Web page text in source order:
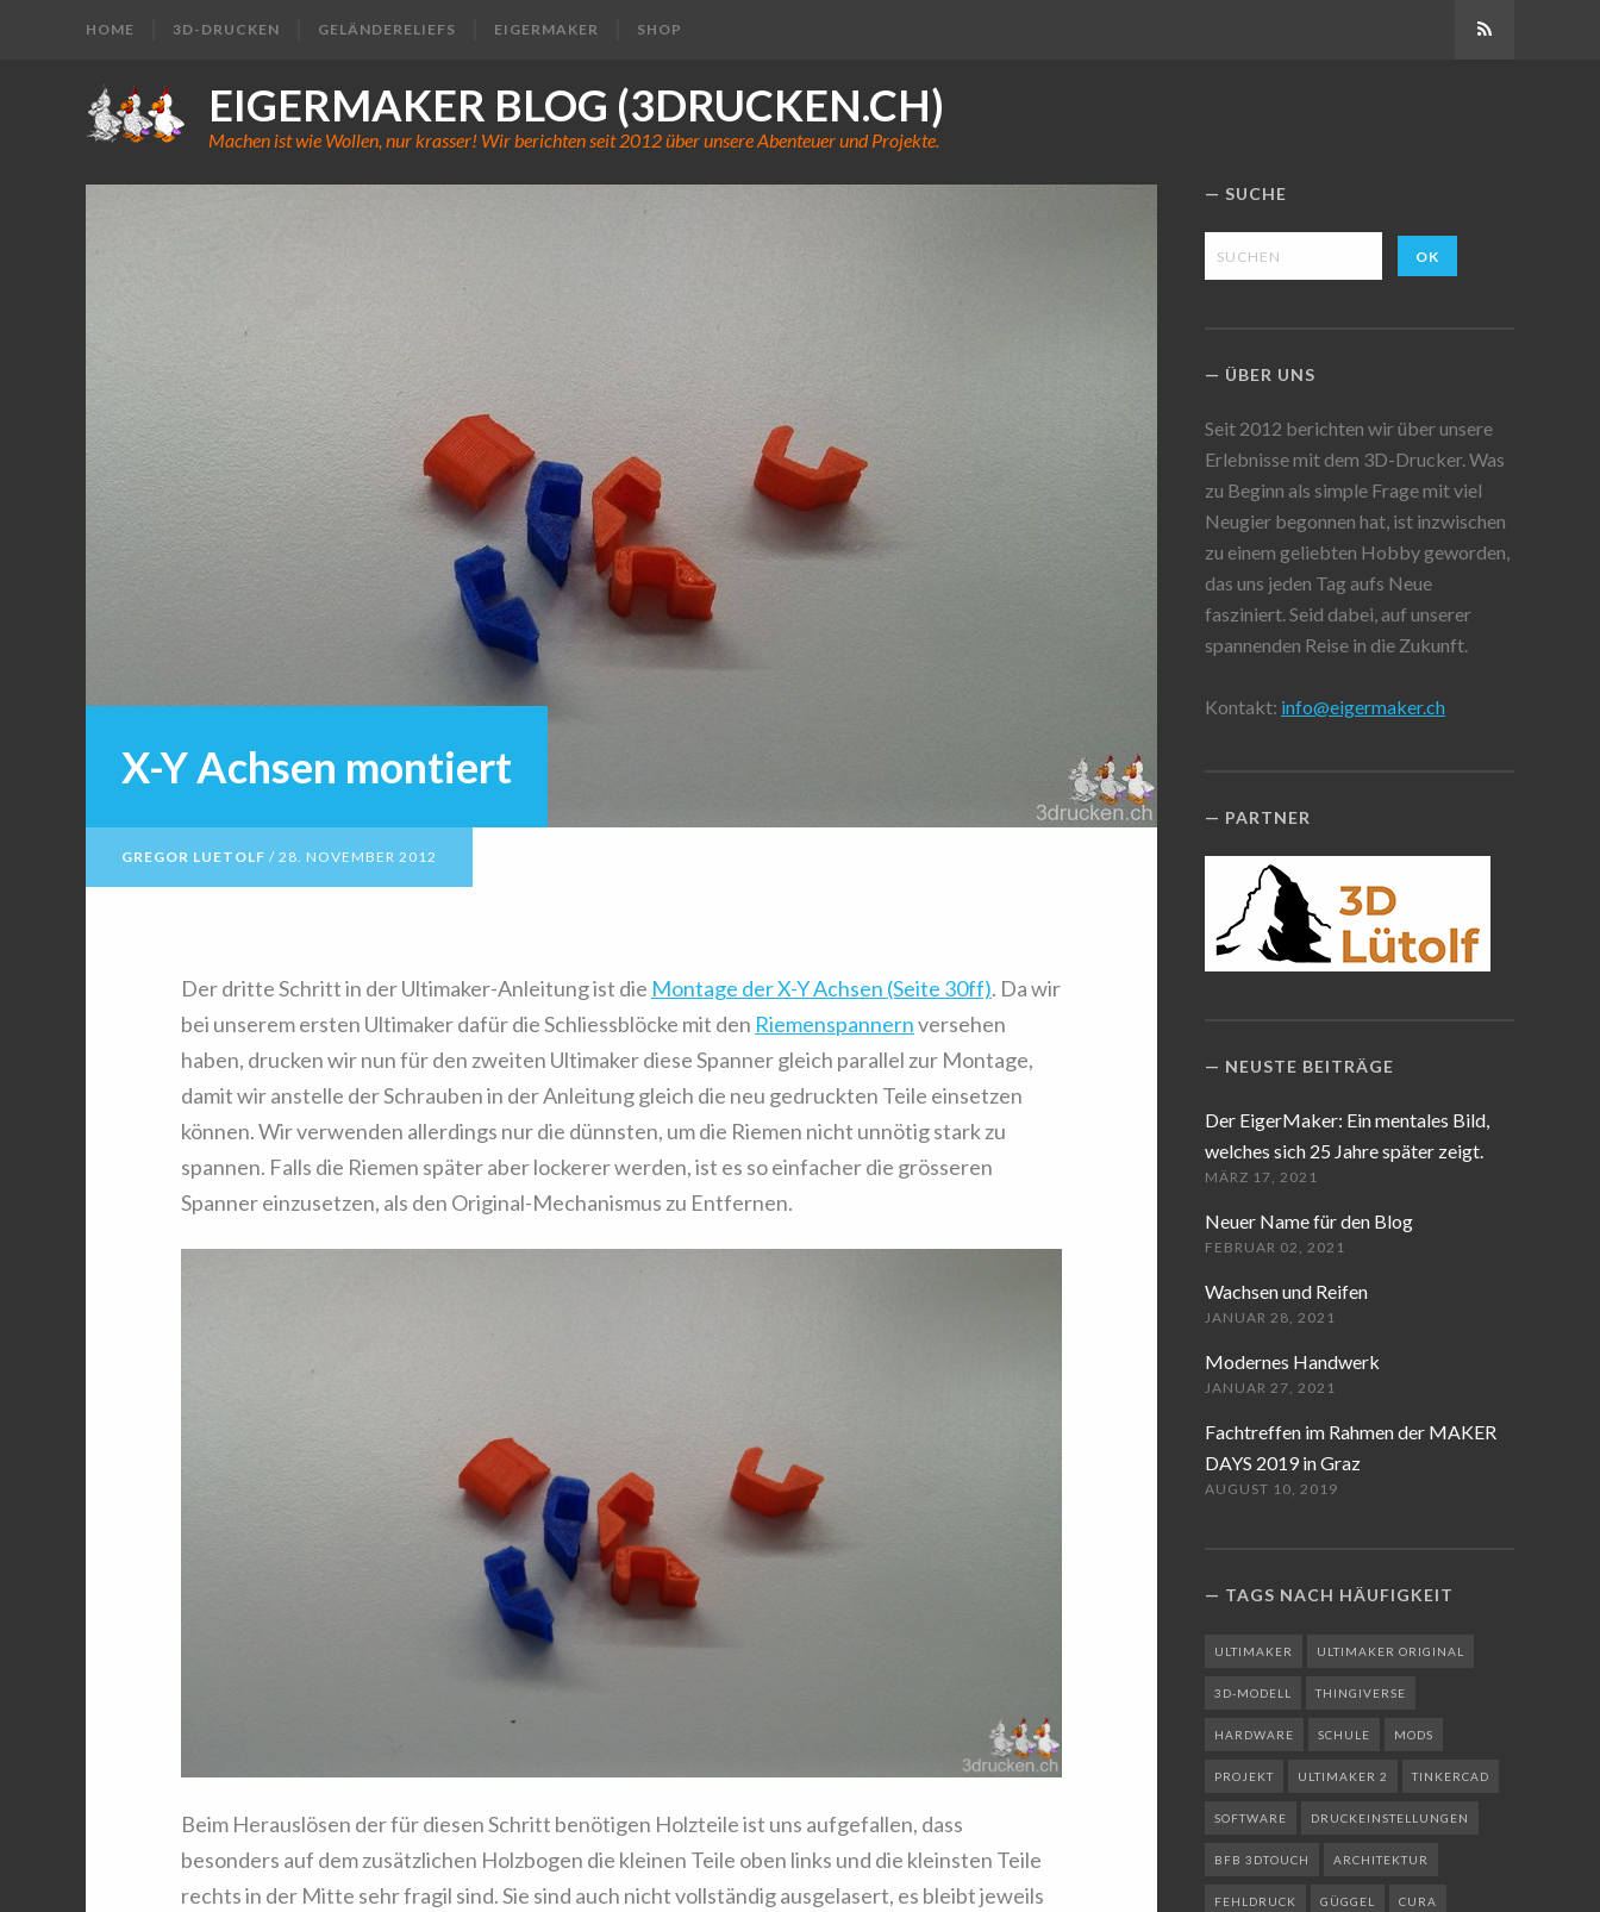
HOME 3D-DRUCKEN GELÄNDERELIEFS EIGERMAKER SHOP
EIGERMAKER BLOG (3DRUCKEN.CH)
Machen ist wie Wollen, nur krasser! Wir berichten seit 2012 über unsere Abenteuer und Projekte.
X-Y Achsen montiert
GREGOR LUETOLF / 28. NOVEMBER 2012
Der dritte Schritt in der Ultimaker-Anleitung ist die Montage der X-Y Achsen (Seite 30ff). Da wir
bei unserem ersten Ultimaker dafür die Schliessblöcke mit den Riemenspannernversehen
haben, drucken wir nun für den zweiten Ultimaker diese Spanner gleich parallel zur Montage,
damit wir anstelle der Schrauben in der Anleitung gleich die neu gedruckten Teile einsetzen
können. Wir verwenden allerdings nur die dünnsten, um die Riemen nicht unnötig stark zu
spannen. Falls die Riemen später aber lockerer werden, ist es so einfacher die grösseren
Spanner einzusetzen, als den Original-Mechanismus zu Entfernen.
Beim Herauslösen der für diesen Schritt benötigen Holzteile ist uns aufgefallen, dass
besonders auf dem zusätzlichen Holzbogen die kleinen Teile oben links und die kleinsten Teile
rechts in der Mitte sehr fragil sind. Sie sind auch nicht vollständig ausgelasert, es bleibt jeweils
SUCHE
ÜBER UNS
Seit 2012 berichten wir über unsere
Erlebnisse mit dem 3D-Drucker. Was
zu Beginn als simple Frage mit viel
Neugier begonnen hat, ist inzwischen
zu einem geliebten Hobby geworden,
das uns jeden Tag aufs Neue
fasziniert. Seid dabei, auf unserer
spannenden Reise in die Zukunft.
Kontakt: info@eigermaker.ch
PARTNER
NEUSTE BEITRÄGE
Der EigerMaker: Ein mentales Bild,
welches sich 25 Jahre später zeigt.
MÄRZ 17, 2021
Neuer Name für den Blog
FEBRUAR 02, 2021
Wachsen und Reifen
JANUAR 28, 2021
Modernes Handwerk
JANUAR 27, 2021
Fachtreffen im Rahmen der MAKER
DAYS 2019 in Graz
AUGUST 10, 2019
TAGS NACH HÄUFIGKEIT
ULTIMAKER ULTIMAKER ORIGINAL
3D-MODELL THINGIVERSE
HARDWARE SCHULE MODS
PROJEKT ULTIMAKER 2 TINKERCAD
SOFTWARE DRUCKEINSTELLUNGEN
BFB 3DTOUCH ARCHITEKTUR
FEHLDRUCK GÜGGEL CURA